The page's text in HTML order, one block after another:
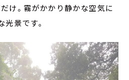
け。霧がかかり静かな空気に
光景です。